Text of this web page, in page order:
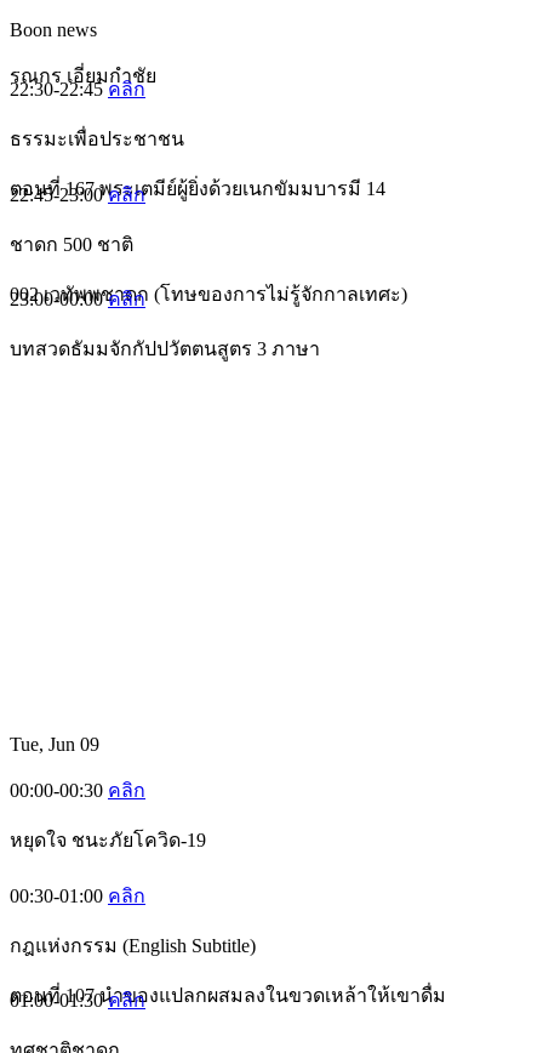
Boon news
รณกร เอี่ยมกำชัย
22:30-22:45คลิก
ธรรมะเพื่อประชาชน
ตอนที่ 167 พระเตมีย์ผู้ยิ่งด้วยเนกขัมมบารมี 14
22:45-23:00คลิก
ชาดก 500 ชาติ
002 เวทัพพชาดก (โทษของการไม่รู้จักกาลเทศะ)
23:00-00:00คลิก
บทสวดธัมมจักกัปปวัตตนสูตร 3 ภาษา
Tue, Jun 09
00:00-00:30 คลิก
หยุดใจ ชนะภัยโควิด-19
00:30-01:00 คลิก
กฎแห่งกรรม (English Subtitle)
ตอนที่ 107 นำของแปลกผสมลงในขวดเหล้าให้เขาดื่ม
01:00-01:30คลิก